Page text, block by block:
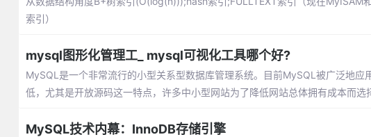
索引）
mysql图形化管理工_ mysql可视化工具哪个好?
MySQL是一个非常流行的小型关系型数据库管理系统。目前MySQL被广泛地
低，尤其是开放源码这一特点，许多中小型网站为了降低网站总体拥有成本而
MySQL技术内幕：InnoDB存储引擎